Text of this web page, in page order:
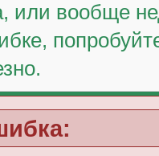
вообще